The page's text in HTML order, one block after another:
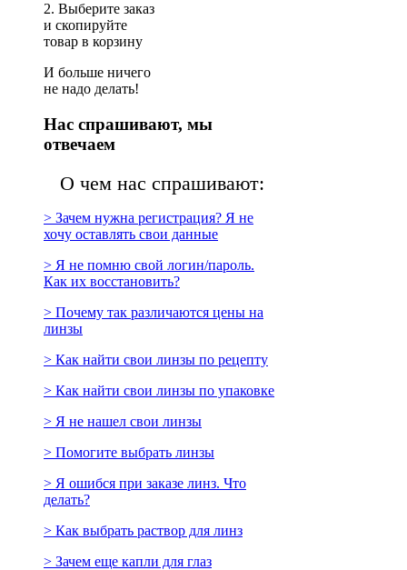
2. Выберите заказ
и скопируйте
товар в корзину
И больше ничего
не надо делать!
Нас спрашивают, мы
отвечаем
О чем нас спрашивают:
> Зачем нужна регистрация? Я не
хочу оставлять свои данные
> Я не помню свой логин/пароль.
Как их восстановить?
> Почему так различаются цены на
линзы
> Как найти свои линзы по рецепту
> Как найти свои линзы по упаковке
> Я не нашел свои линзы
> Помогите выбрать линзы
> Я ошибся при заказе линз. Что
делать?
> Как выбрать раствор для линз
> Зачем еще капли для глаз